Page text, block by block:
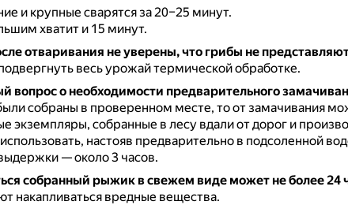
и крупные сварятся за 20–25 минут.
хватит и 15 минут.
отваривания не уверены, что грибы не
весь урожай термической обработке.
вопрос о необходимости предварительного
собраны в проверенном месте, то от замачивания
экземпляры, собранные в лесу вдали от дорог и
настояв предварительно в подсоленной
— около 3 часов.
собранный рыжик в свежем виде может не более 24
накапливаться вредные вещества.